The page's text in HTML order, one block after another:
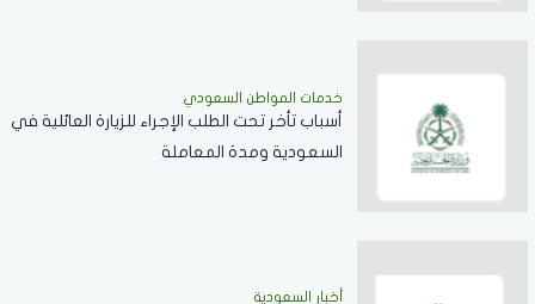
خدمات المواطن السعودي
أسباب تأخر تحت الطلب الإجراء للزيارة العائلية في
السعودية ومدة المعاملة
أخبار السعودية